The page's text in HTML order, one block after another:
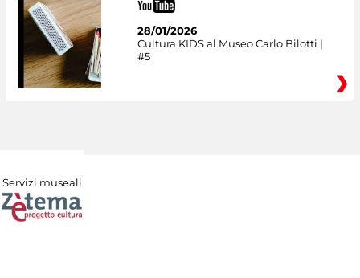
28/01/2026
Cultura KIDS al Museo Carlo Bilotti |
#5
Servizi museali